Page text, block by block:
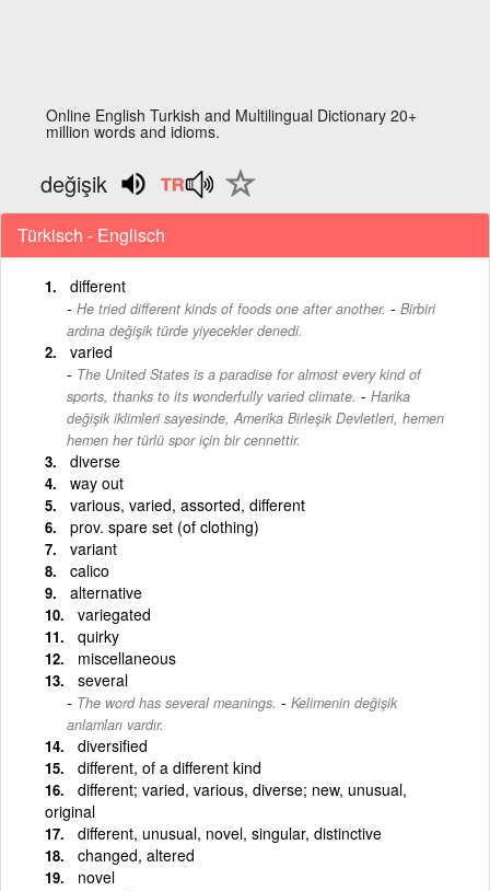
Online English Turkish and Multilingual Dictionary 20+
million words and idioms.
değişik
Türkisch - Englisch
different
He tried different kinds of foods one after another. - Birbiri
ardına değişik türde yiyecekler denedi.
varied
The United States is a paradise for almost every kind of
sports, thanks to its wonderfully varied climate. - Harika
değişik iklimleri sayesinde, Amerika Birleşik Devletleri, hemen
hemen her türlü spor için bir cennettir.
diverse
way out
various, varied, assorted, different
prov. spare set (of clothing)
variant
calico
alternative
variegated
quirky
miscellaneous
several
The word has several meanings. - Kelimenin değişik
anlamları vardır.
diversified
different, of a different kind
different; varied, various, diverse; new, unusual,
original
different, unusual, novel, singular, distinctive
changed, altered
novel